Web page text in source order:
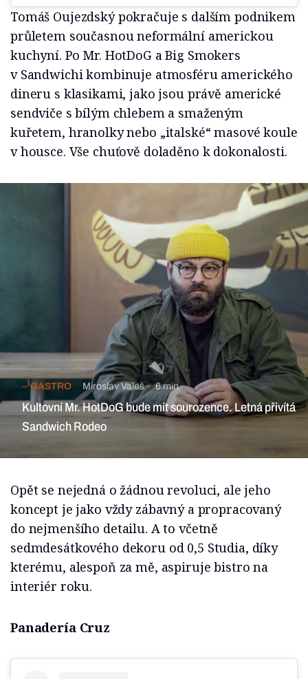
Tomáš Oujezdský pokračuje s dalším podnikem
průletem současnou neformální americkou
kuchyní. Po Mr. HotDoG a Big Smokers
v Sandwichi kombinuje atmosféru amerického
dineru s klasikami, jako jsou právě americké
sendviče s bílým chlebem a smaženým
kuřetem, hranolky nebo „italské“ masové koule
v housce. Vše chuťově doladěno k dokonalosti.
GASTRO Miroslav Valeš 6 min
Kultovní Mr. HotDoG bude mít sourozence. Letná přivítá
Sandwich Rodeo
Opět se nejedná o žádnou revoluci, ale jeho
koncept je jako vždy zábavný a propracovaný
do nejmenšího detailu. A to včetně
sedmdesátkového dekoru od 0,5 Studia, díky
kterému, alespoň za mě, aspiruje bistro na
interiér roku.
Panadería Cruz